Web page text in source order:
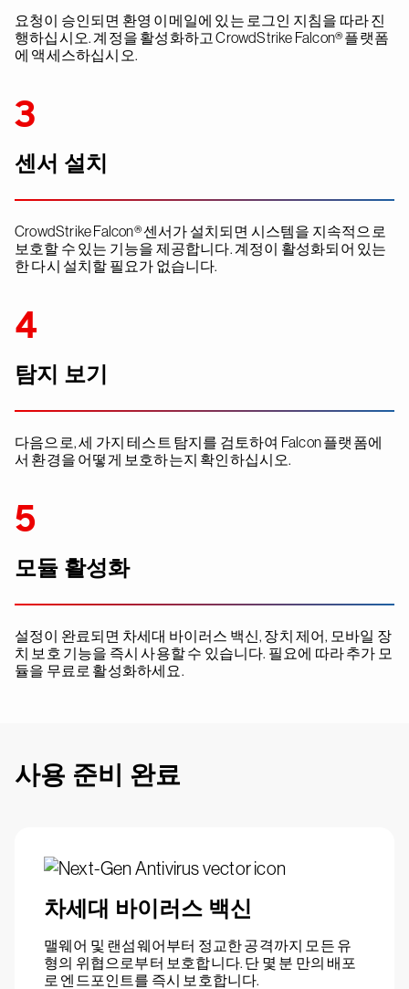
요청이 승인되면 환영 이메일에 있는 로그인 지침을 따라 진
행하십시오. 계정을 활성화하고 CrowdStrike Falcon® 플랫폼
에 액세스하십시오.
3
센서 설치
CrowdStrike Falcon® 센서가 설치되면 시스템을 지속적으로
보호할 수 있는 기능을 제공합니다. 계정이 활성화되어 있는
한 다시 설치할 필요가 없습니다.
4
탐지 보기
다음으로, 세 가지 테스트 탐지를 검토하여 Falcon 플랫폼에
서 환경을 어떻게 보호하는지 확인하십시오.
5
모듈 활성화
설정이 완료되면 차세대 바이러스 백신, 장치 제어, 모바일 장
치 보호 기능을 즉시 사용할 수 있습니다. 필요에 따라 추가 모
듈을 무료로 활성화하세요.
사용 준비 완료
차세대 바이러스 백신
맬웨어 및 랜섬웨어부터 정교한 공격까지 모든 유
형의 위협으로부터 보호합니다. 단 몇 분 만의 배포
로 엔드포인트를 즉시 보호합니다.